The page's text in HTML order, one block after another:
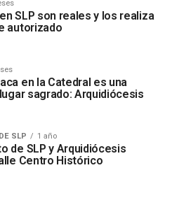
SLP son reales y los realiza
autorizado
en la Catedral es una
sagrado: Arquidiócesis
SLP 1 año
de SLP y Arquidiócesis
Centro Histórico